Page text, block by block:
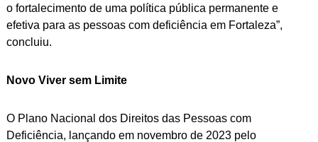
o fortalecimento de uma política pública permanente e
efetiva para as pessoas com deficiência em Fortaleza”,
concluiu.
Novo Viver sem Limite
O Plano Nacional dos Direitos das Pessoas com
Deficiência, lançando em novembro de 2023 pelo